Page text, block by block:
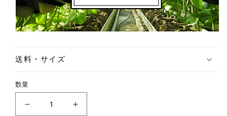
送料・サイズ
数量
クラウンメロン 匠黒箱の数量を減らす
クラウンメロン 匠黒箱の数量を増や